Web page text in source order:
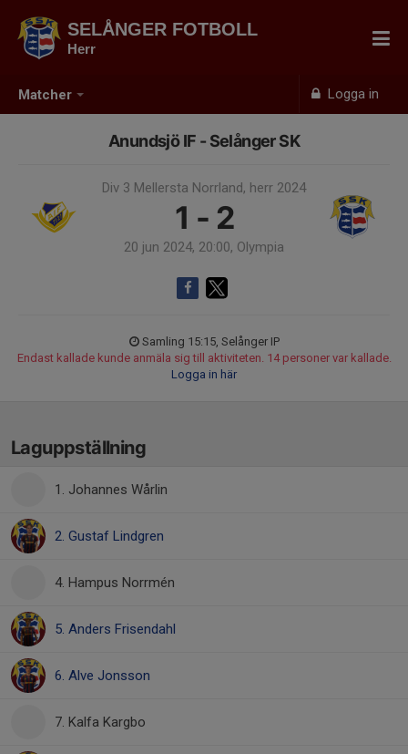
Matcher Logga in
SELÅNGER FOTBOLL
Herr
Anundsjö IF - Selånger SK
Div 3 Mellersta Norrland, herr 2024
1 - 2
20 jun 2024, 20:00, Olympia
Samling 15:15, Selånger IP
Endast kallade kunde anmäla sig till aktiviteten. 14 personer var kallade.
Logga in här
Laguppställning
1. Johannes Wårlin
2. Gustaf Lindgren
4. Hampus Norrmén
5. Anders Frisendahl
6. Alve Jonsson
7. Kalfa Kargbo